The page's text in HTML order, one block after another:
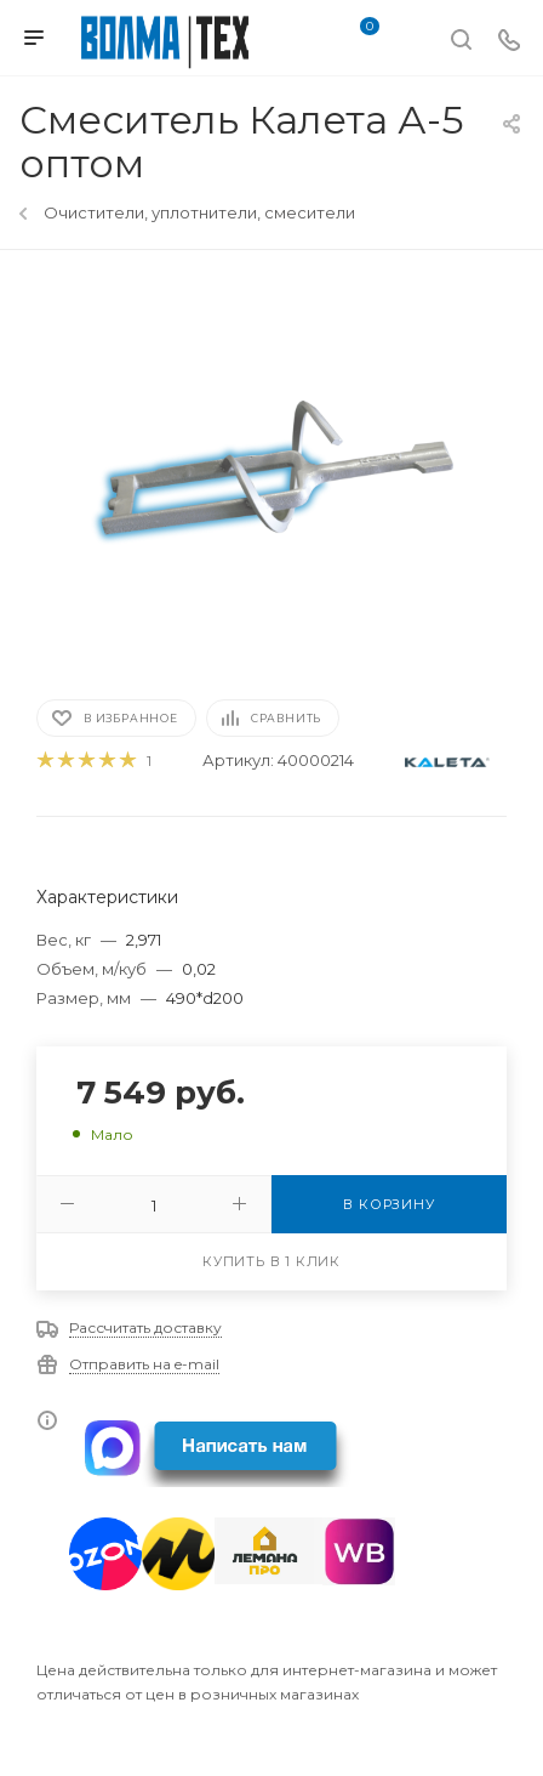
0
Смеситель Калета А-5
оптом
Очистители, уплотнители, смесители
В ИЗБРАННОЕ СРАВНИТЬ
1 Артикул: 40000214
Характеристики
Вес, кг — 2,971
Объем, м/куб — 0,02
Размер, мм — 490*d200
7 549 руб.
Мало
В КОРЗИНУ
КУПИТЬ В 1 КЛИК
Рассчитать доставку
Отправить на e-mail
Цена действительна только для интернет-магазина и может
отличаться от цен в розничных магазинах